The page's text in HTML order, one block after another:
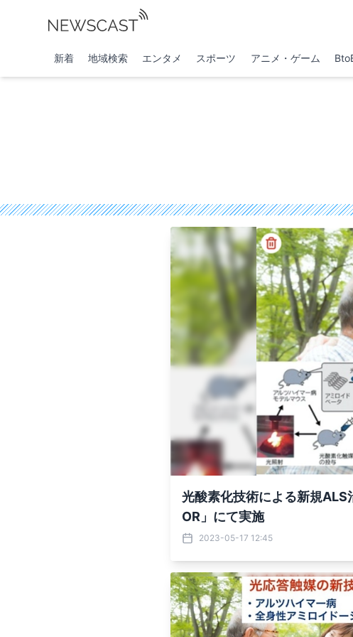
新着 地域検索 エンタメ スポーツ アニメ・ゲーム
光酸素化技術による新規ALS
OR」にて実施
2023-05-17 12:45